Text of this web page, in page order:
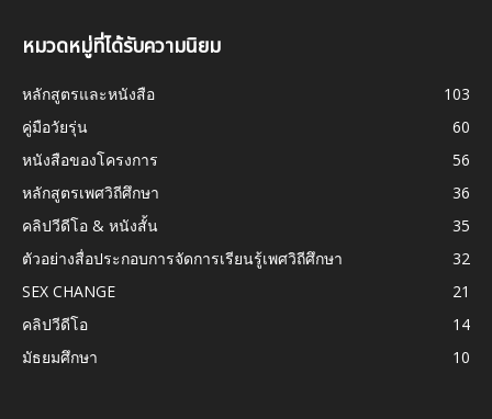
หมวดหมู่ที่ได้รับความนิยม
หลักสูตรและหนังสือ
103
คู่มือวัยรุ่น
60
หนังสือของโครงการ
56
หลักสูตรเพศวิถีศึกษา
36
คลิปวีดีโอ & หนังสั้น
35
ตัวอย่างสื่อประกอบการจัดการเรียนรู้เพศวิถีศึกษา
32
SEX CHANGE
21
คลิปวีดีโอ
14
มัธยมศึกษา
10